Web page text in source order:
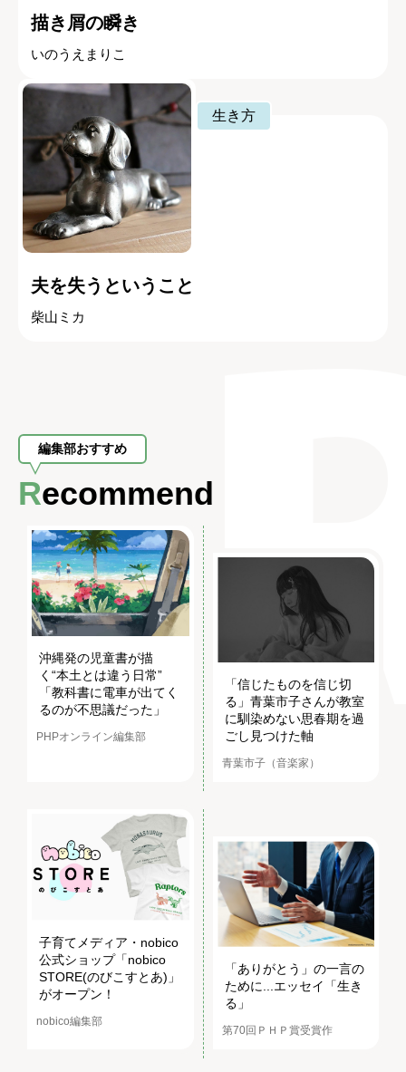
描き屑の瞬き
いのうえまりこ
生き方
夫を失うということ
柴山ミカ
編集部おすすめ
Recommend
沖縄発の児童書が描
く“本土とは違う日常”
「教科書に電車が出てく
るのが不思議だった」
PHPオンライン編集部
「信じたものを信じ切
る」青葉市子さんが教室
に馴染めない思春期を過
ごし見つけた軸
青葉市子（音楽家）
子育てメディア・nobico
公式ショップ「nobico
STORE(のびこすとあ)」
がオープン！
nobico編集部
「ありがとう」の一言の
ために...エッセイ「生き
る」
第70回ＰＨＰ賞受賞作